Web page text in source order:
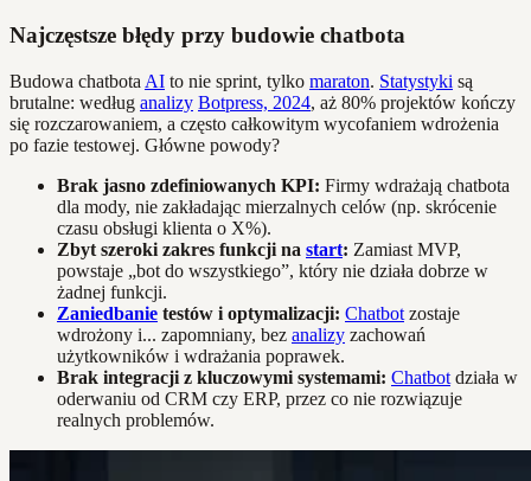
Najczęstsze błędy przy budowie chatbota
Budowa chatbota AI to nie sprint, tylko maraton. Statystyki są
brutalne: według analizy Botpress, 2024, aż 80% projektów kończy
się rozczarowaniem, a często całkowitym wycofaniem wdrożenia
po fazie testowej. Główne powody?
Brak jasno zdefiniowanych KPI: Firmy wdrażają chatbota
dla mody, nie zakładając mierzalnych celów (np. skrócenie
czasu obsługi klienta o X%).
Zbyt szeroki zakres funkcji na start: Zamiast MVP,
powstaje „bot do wszystkiego”, który nie działa dobrze w
żadnej funkcji.
Zaniedbanie testów i optymalizacji: Chatbot zostaje
wdrożony i... zapomniany, bez analizy zachowań
użytkowników i wdrażania poprawek.
Brak integracji z kluczowymi systemami: Chatbot działa w
oderwaniu od CRM czy ERP, przez co nie rozwiązuje
realnych problemów.